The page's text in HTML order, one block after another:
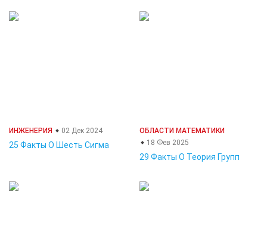
ИНЖЕНЕРИЯ 02 Дек 2024
25 Факты О Шесть Сигма
ОБЛАСТИ МАТЕМАТИКИ
18 Фев 2025
29 Факты О Теория Групп